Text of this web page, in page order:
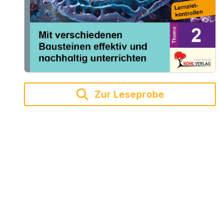
Zur Leseprobe